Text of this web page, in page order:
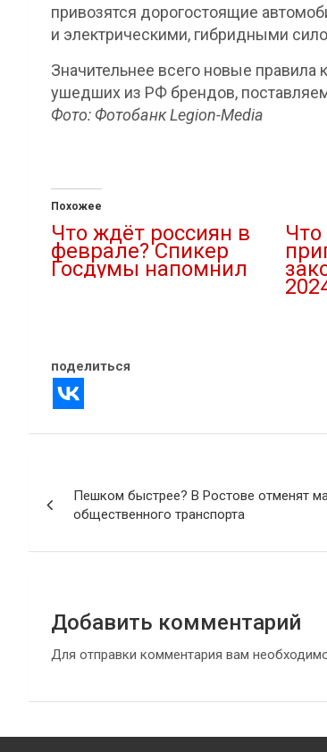
привозятся дорогостоящие
и электрическими, гибридными
Значительнее всего новые
ушедших из РФ брендов,
Фото: Фотобанк Legion-Media
Похожее
Что ждёт россиян в
феврале? Спикер
Госдумы напомнил
поделиться
по
записям
Пешком быстрее? В Ростове отменят
общественного транспорта
Добавить комментарий
Для отправки комментария вам